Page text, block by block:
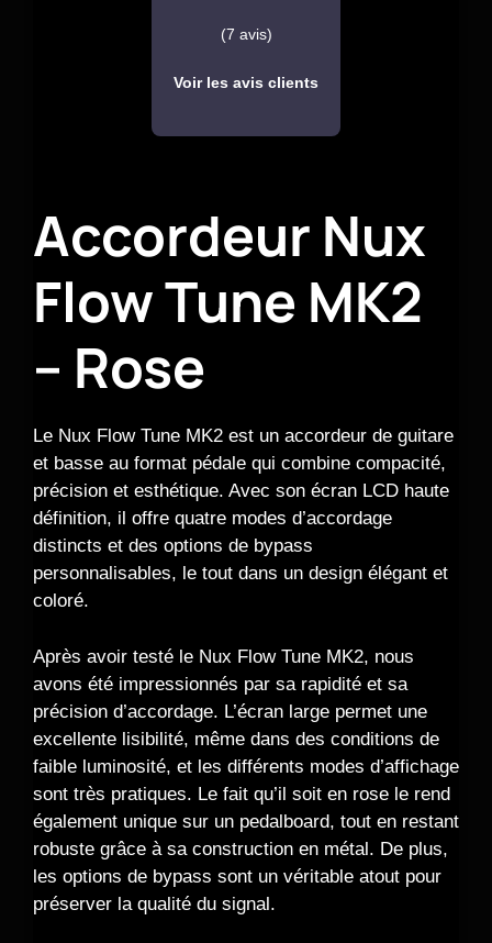
(7 avis)
Voir les avis clients
Accordeur Nux
Flow Tune MK2
– Rose
Le Nux Flow Tune MK2 est un accordeur de guitare
et basse au format pédale qui combine compacité,
précision et esthétique. Avec son écran LCD haute
définition, il offre quatre modes d’accordage
distincts et des options de bypass
personnalisables, le tout dans un design élégant et
coloré.
Après avoir testé le Nux Flow Tune MK2, nous
avons été impressionnés par sa rapidité et sa
précision d’accordage. L’écran large permet une
excellente lisibilité, même dans des conditions de
faible luminosité, et les différents modes d’affichage
sont très pratiques. Le fait qu’il soit en rose le rend
également unique sur un pedalboard, tout en restant
robuste grâce à sa construction en métal. De plus,
les options de bypass sont un véritable atout pour
préserver la qualité du signal.